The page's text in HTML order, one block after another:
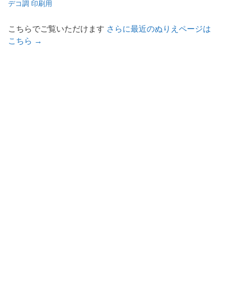
デコ調 印刷用
こちらでご覧いただけます さらに最近のぬりえページは
こちら →